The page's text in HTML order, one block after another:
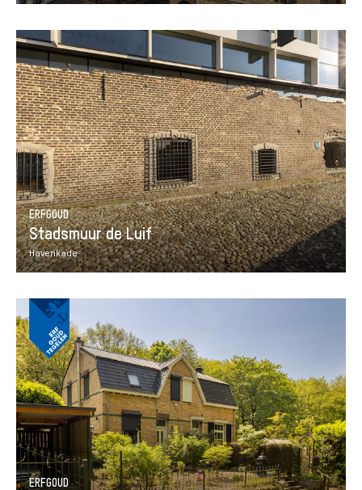
ERFGOUD
Stadsmuur de Luif
Havenkade
ERFGOUD